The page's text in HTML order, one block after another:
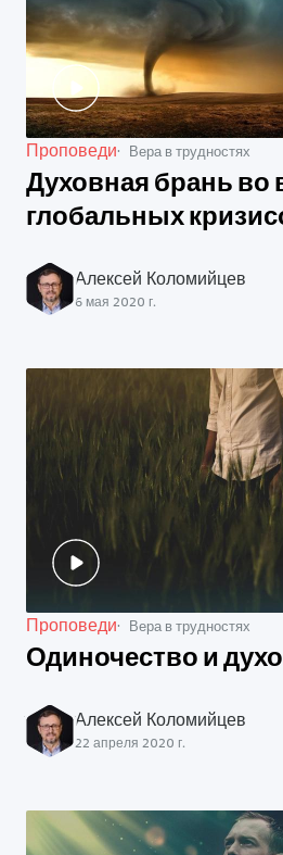
Проповеди Вера в трудностях
Духовная брань во
глобальных
Алексей Коломийцев
6 мая 2020 г.
Проповеди Вера в трудностях
Одиночество и
Алексей Коломийцев
22 апреля 2020 г.